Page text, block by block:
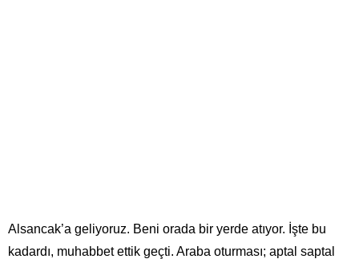
Alsancak’a geliyoruz. Beni orada bir yerde atıyor. İşte bu
kadardı, muhabbet ettik geçti. Araba oturması; aptal saptal